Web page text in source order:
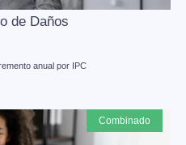
de Daños
anual por IPC
combinado